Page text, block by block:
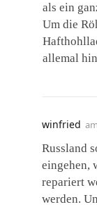
als ein
Um die
allemal
winfried am
Russland
eingehen,
repariert
werden.